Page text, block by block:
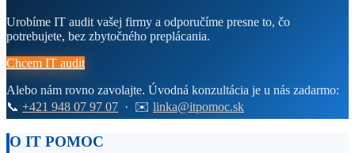
Urobíme IT audit vašej firmy a odporučíme presne to, čo
potrebujete, bez zbytočného preplácania.
Chcem IT audit
Alebo nám rovno zavolajte. Úvodná konzultácia je u nás zadarmo:
📞 +421 948 07 97 07 · ✉️ linka@itpomoc.sk
O IT POMOC